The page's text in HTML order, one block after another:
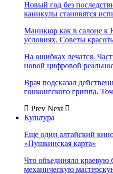
Новый год без
каникулы становятся
Маникюр как в салоне к
условиях. Советы
На ошибках лечатся.
новой цифровой
Врач подсказал
гонконгского гриппа.
Prev Next
Культура
Еще один алтайский
«Пушкинская карта»
Что объединяло краевую
механическую